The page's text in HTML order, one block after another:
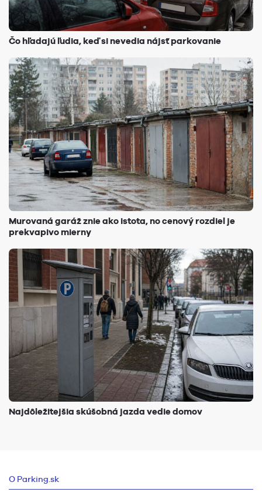
Čo hľadajú ľudia, keď si nevedia nájsť parkovanie
Murovaná garáž znie ako istota, no cenový rozdiel je
prekvapivo mierny
Najdôležitejšia skúšobná jazda vedie domov
O Parking.sk